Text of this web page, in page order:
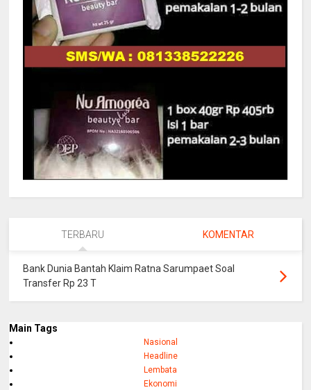
TERBARU KOMENTAR
Bank Dunia Bantah Klaim Ratna Sarumpaet Soal
Transfer Rp 23 T
Main Tags
Nasional
Headline
Lembata
Ekonomi